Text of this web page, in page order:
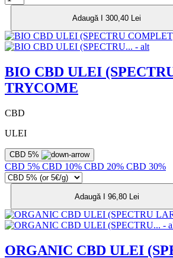
Adaugă I 300,40 Lei
BIO CBD ULEI
TRYCOME
CBD
ULEI
CBD 5%
CBD 5% CBD 10% CBD 20% CBD 30%
Adaugă I 96,80 Lei
ORGANIC CBD ULEI